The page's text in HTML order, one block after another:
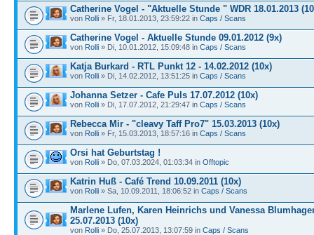
Catherine Vogel - "Aktuelle Stunde " WDR 18.01.2013
von Rolli » Fr, 18.01.2013, 23:59:22 in Caps / Scans
Catherine Vogel - Aktuelle Stunde 09.01.2012 (9x)
von Rolli » Di, 10.01.2012, 15:09:48 in Caps / Scans
Katja Burkard - RTL Punkt 12 - 14.02.2012 (10x)
von Rolli » Di, 14.02.2012, 13:51:25 in Caps / Scans
Johanna Setzer - Cafe Puls 17.07.2012 (10x)
von Rolli » Di, 17.07.2012, 21:29:47 in Caps / Scans
Rebecca Mir - "cleavy Taff Pro7" 15.03.2013 (10x)
von Rolli » Fr, 15.03.2013, 18:57:16 in Caps / Scans
Orsi hat Geburtstag !
von Rolli » Do, 07.03.2024, 01:03:34 in Offtopic
Katrin Huß - Café Trend 10.09.2011 (10x)
von Rolli » Sa, 10.09.2011, 18:06:52 in Caps / Scans
Marlene Lufen, Karen Heinrichs und Vanessa
25.07.2013 (10x)
von Rolli » Do, 25.07.2013, 13:07:59 in Caps / Scans